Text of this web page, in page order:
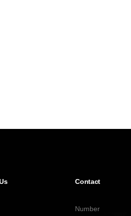
Contact
Number